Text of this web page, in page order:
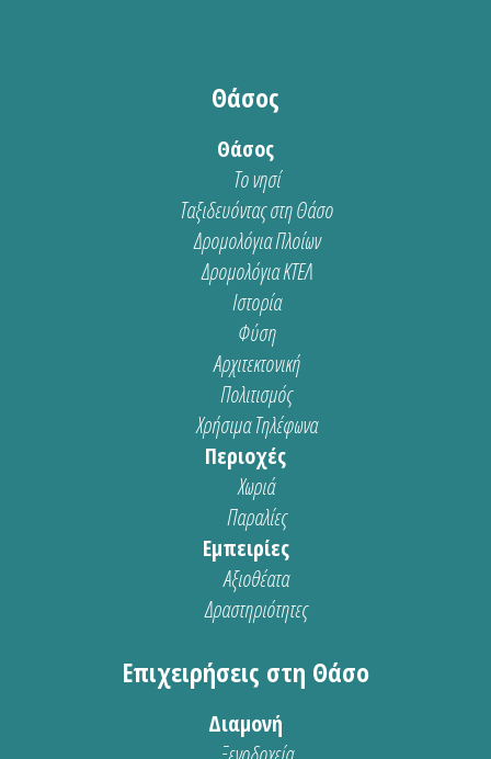
Θάσος
Θάσος
Το νησί
Ταξιδευόντας στη Θάσο
Δρομολόγια Πλοίων
Δρομολόγια ΚΤΕΛ
Ιστορία
Φύση
Αρχιτεκτονική
Πολιτισμός
Χρήσιμα Τηλέφωνα
Περιοχές
Χωριά
Παραλίες
Εμπειρίες
Αξιοθέατα
Δραστηριότητες
Επιχειρήσεις στη Θάσο
Διαμονή